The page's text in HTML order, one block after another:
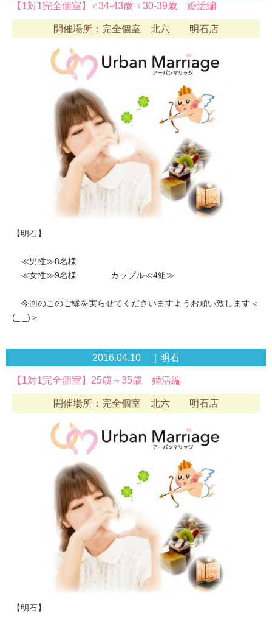
【1対1完全個室】♂34-43歳 ♀30-39歳 婚活編
開催場所：完全個室 北六 明石店
【明石】
≪男性≫8名様
≪女性≫9名様 カップル≪4組≫
今回のこのご縁を実らせてくださいますようお願い致します＜
(_ _)＞
2016.04.10 ｜明石
【1対1完全個室】25歳～35歳 婚活編
開催場所：完全個室 北六 明石店
【明石】